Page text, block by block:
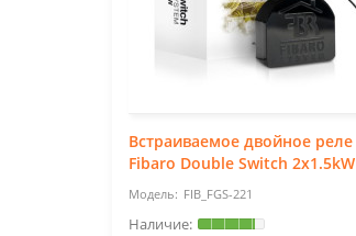
Встраиваемое двойное реле
Fibaro Double Switch 2x1.5kW
FIB_FGS-221